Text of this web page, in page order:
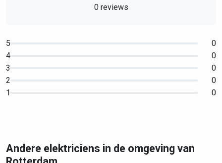
0 reviews
5
0
4
0
3
0
2
0
1
0
Andere elektriciens in de omgeving van